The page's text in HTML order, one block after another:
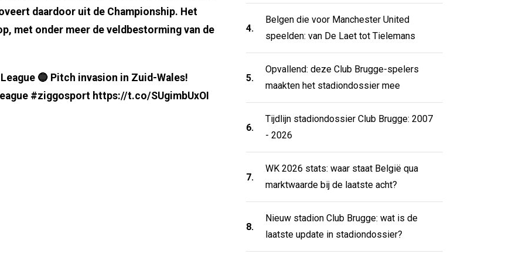
daardoor uit de Championship. Het
met onder meer de veldbestorming van de
🔵 Pitch invasion in Zuid-Wales!
#ziggosport https://t.co/SUgimbUxOI
4.
Belgen die voor Manchester United
speelden: van De Laet tot Tielemans
5.
Opvallend: deze Club Brugge-spelers
maakten het stadiondossier mee
6.
Tijdlijn stadiondossier Club Brugge: 2007
- 2026
7.
WK 2026 stats: waar staat België qua
marktwaarde bij de laatste acht?
8.
Nieuw stadion Club Brugge: wat is de
laatste update in stadiondossier?